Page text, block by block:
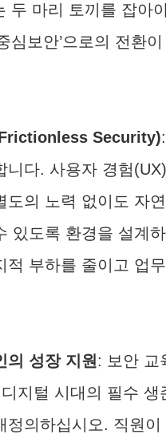
두 마리 토끼를 잡아
심보안’으로의 전환이
Security)
니다. 사용자 경험
도의 노력 없이도 자연
있도록 환경을 설계
적 부하를 줄이고 업
의 성장 지원 : 보안 교
지털 시대의 필수 생
정의하십시오. 직원이